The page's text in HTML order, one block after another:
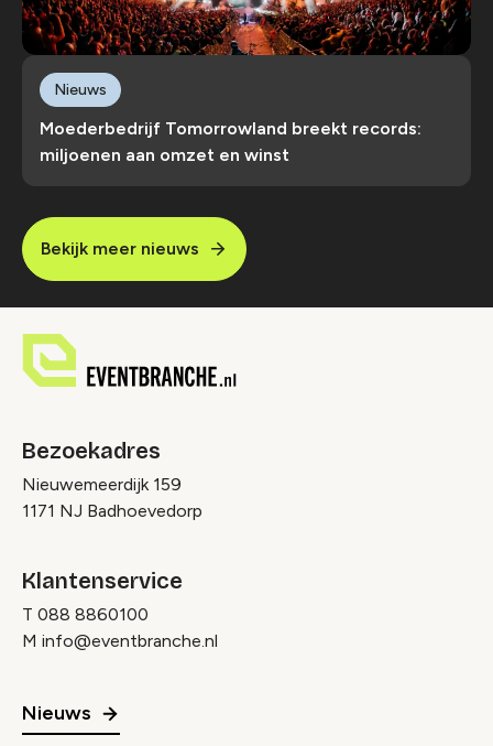
Moederbedrijf Tomorrowland breekt records:
miljoenen aan omzet en winst
Nieuws
Bekijk meer nieuws
Bezoekadres
Nieuwemeerdijk 159
1171 NJ Badhoevedorp
Klantenservice
T 088 8860100
M info@eventbranche.nl
Nieuws